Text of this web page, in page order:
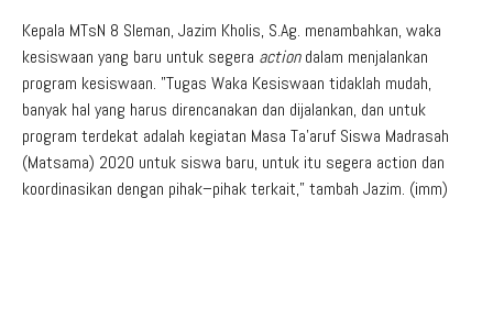
Kepala MTsN 8 Sleman, Jazim Kholis, S.Ag. menambahkan, waka
kesiswaan yang baru untuk segera actiondalam menjalankan
program kesiswaan. ”Tugas Waka Kesiswaan tidaklah mudah,
banyak hal yang harus direncanakan dan dijalankan, dan untuk
program terdekat adalah kegiatan Masa Ta’aruf Siswa Madrasah
(Matsama) 2020 untuk siswa baru, untuk itu segera action dan
koordinasikan dengan pihak–pihak terkait,” tambah Jazim. (imm)